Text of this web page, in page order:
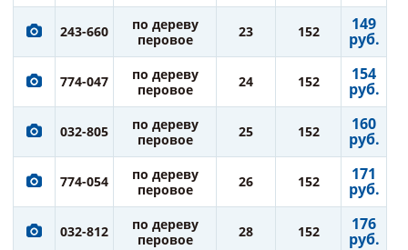
243-660
по дереву
перовое
23 152 149
руб.
774-047
по дереву
перовое
24 152 154
руб.
032-805
по дереву
перовое
25 152 160
руб.
774-054
по дереву
перовое
26 152 171
руб.
032-812
по дереву
перовое
28 152 176
руб.